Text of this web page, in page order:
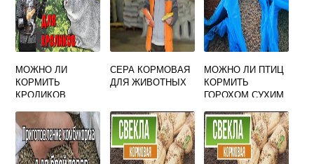
МОЖНО ЛИ
КОРМИТЬ
КРОЛИКОВ
СЕРА КОРМОВАЯ
ДЛЯ ЖИВОТНЫХ
МОЖНО ЛИ ПТИЦ
КОРМИТЬ
ГОРОХОМ СУХИМ